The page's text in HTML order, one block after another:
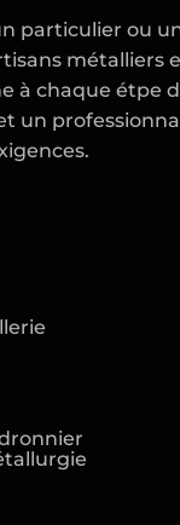
particulier ou
métalliers
à chaque étpe
un